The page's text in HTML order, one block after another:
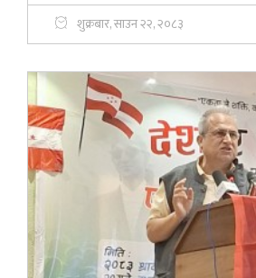
शुक्रबार, साउन २२, २०८३